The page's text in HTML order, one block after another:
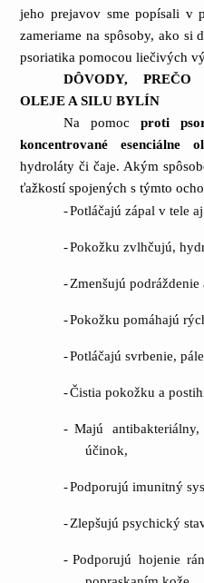
jeho prejavov sme popísali v
zameriame na spôsoby, ako si
psoriatika pomocou liečivých
DÔVODY, PREČO
OLEJE A SILU BYLÍN
Na pomoc proti
koncentrované esenciálne
hydroláty či čaje. Akým
ťažkostí spojených s týmto
-Potláčajú zápal v tele
-Pokožku zvlhčujú,
- Zmenšujú
-Pokožku pomáhajú
-Potláčajú svrbenie,
-Čistia pokožku a
- Majú
účinok,
-Podporujú imunitný
- Zlepšujú psychický
- Podporujú hojenie